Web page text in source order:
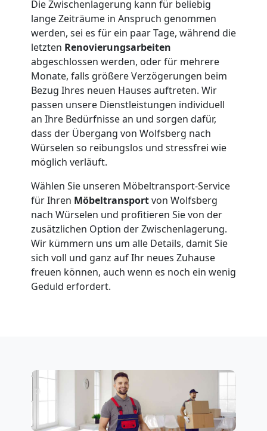
Die Zwischenlagerung kann für beliebig
lange Zeiträume in Anspruch genommen
werden, sei es für ein paar Tage, während die
letzten Renovierungsarbeiten
abgeschlossen werden, oder für mehrere
Monate, falls größere Verzögerungen beim
Bezug Ihres neuen Hauses auftreten. Wir
passen unsere Dienstleistungen individuell
an Ihre Bedürfnisse an und sorgen dafür,
dass der Übergang von Wolfsberg nach
Würselen so reibungslos und stressfrei wie
möglich verläuft.
Wählen Sie unseren Möbeltransport-Service
für Ihren Möbeltransportvon Wolfsberg
nach Würselen und profitieren Sie von der
zusätzlichen Option der Zwischenlagerung.
Wir kümmern uns um alle Details, damit Sie
sich voll und ganz auf Ihr neues Zuhause
freuen können, auch wenn es noch ein wenig
Geduld erfordert.